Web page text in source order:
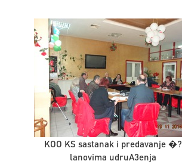
KOO KS sastanak i predavanje �?
lanovima udruA3enja